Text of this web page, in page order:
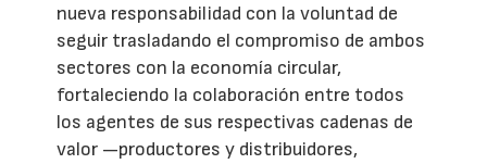
nueva responsabilidad con la voluntad de
seguir trasladando el compromiso de ambos
sectores con la economía circular,
fortaleciendo la colaboración entre todos
los agentes de sus respectivas cadenas de
valor —productores y distribuidores,